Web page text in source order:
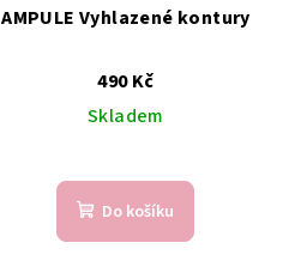
AMPULE Vyhlazené kontury
490 Kč
Skladem
Do košíku